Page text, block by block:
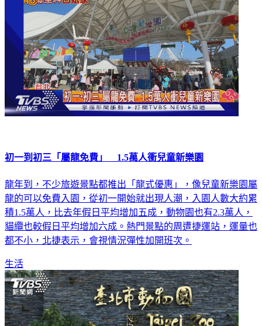
初一到初三「屬龍免費」 1.5萬人衝兒童新樂園
龍年到，不少旅遊景點都推出「龍式優惠」，像兒童新樂園屬
龍的可以免費入園，從初一開始就出現人潮，入園人數大約累
積1.5萬人，比去年假日平均增加五成，動物園也有2.3萬人，
貓纜也較假日平均增加六成。熱門景點的周遭捷運站，運量也
都不小，北捷表示，會視情況彈性加開班次。
生活